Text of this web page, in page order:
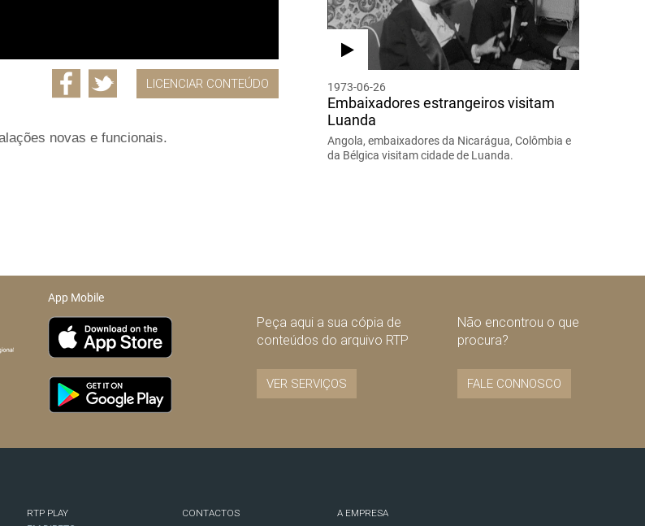
LICENCIAR CONTEÚDO
novas e funcionais.
1973-06-26
Embaixadores estrangeiros visitam
Luanda
Angola, embaixadores da Nicarágua, Colômbia e
da Bélgica visitam cidade de Luanda.
App Mobile
Peça aqui a sua cópia de
conteúdos do arquivo RTP
VER SERVIÇOS
Não encontrou o que
procura?
FALE CONNOSCO
RTP PLAY
CONTACTOS
A EMPRESA